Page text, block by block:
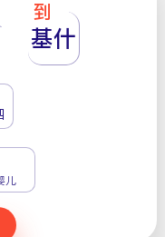
到
基什
儿